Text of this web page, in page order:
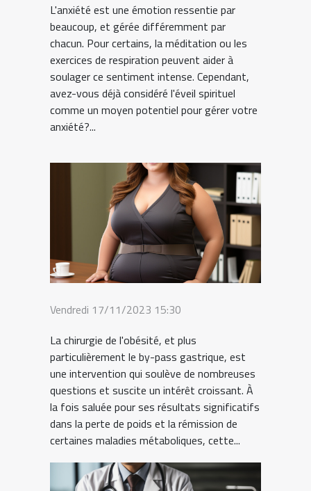
L'anxiété est une émotion ressentie par
beaucoup, et gérée différemment par
chacun. Pour certains, la méditation ou les
exercices de respiration peuvent aider à
soulager ce sentiment intense. Cependant,
avez-vous déjà considéré l'éveil spirituel
comme un moyen potentiel pour gérer votre
anxiété?...
Vendredi 17/11/2023 15:30
La chirurgie de l'obésité, et plus
particulièrement le by-pass gastrique, est
une intervention qui soulève de nombreuses
questions et suscite un intérêt croissant. À
la fois saluée pour ses résultats significatifs
dans la perte de poids et la rémission de
certaines maladies métaboliques, cette...